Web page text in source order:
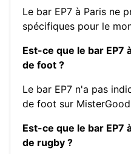
Le bar EP7 à Paris ne
spécifiques pour le
Est-ce que le bar EP7
de foot ?
Le bar EP7 n'a pas
de foot sur
Est-ce que le bar EP7
de rugby ?